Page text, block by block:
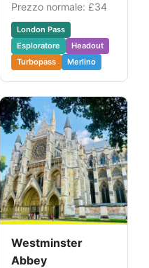
Prezzo normale: £34
London Pass
Esploratore
Headout
Turbopass
Merlino
Westminster
Abbey